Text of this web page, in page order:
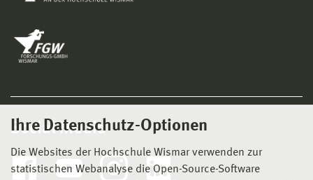
Ihre Datenschutz-Optionen
Die Websites der Hochschule Wismar verwenden zur
statistischen Webanalyse die Open-Source-Software
Social Media